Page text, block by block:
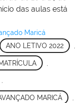
das aulas está
Maricá
ANO LETIVO 2022
,
MARICÁ